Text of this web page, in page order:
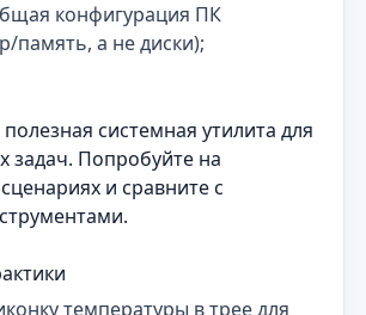
конфигурация ПК
память, а не диски);
системная утилита для
задач. Попробуйте на
и сравните с
температуры в трее для